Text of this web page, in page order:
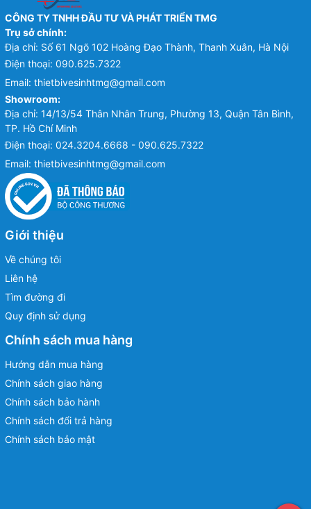
CÔNG TY TNHH ĐẦU TƯ VÀ PHÁT TRIỂN TMG
Trụ sở chính:
Địa chỉ: Số 61 Ngõ 102 Hoàng Đạo Thành, Thanh Xuân, Hà Nội
Điện thoại: 090.625.7322
Email: thietbivesinhtmg@gmail.com
Showroom:
Địa chỉ: 14/13/54 Thân Nhân Trung, Phường 13, Quận Tân Bình,
TP. Hồ Chí Minh
Điện thoại: 024.3204.6668 - 090.625.7322
Email: thietbivesinhtmg@gmail.com
Giới thiệu
Về chúng tôi
Liên hệ
Tìm đường đi
Quy định sử dụng
Chính sách mua hàng
Hướng dẫn mua hàng
Chính sách giao hàng
Chính sách bảo hành
Chính sách đổi trả hàng
Chính sách bảo mật